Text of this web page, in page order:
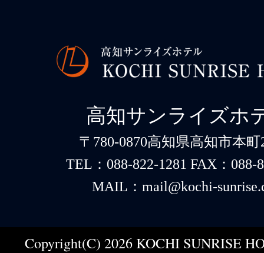
高知サンライズホ
〒780-0870高知県高知市本町
TEL：088-822-1281 FAX：088-
MAIL：mail@kochi-
Copyright(C) 2026 KOCHI SUNRISE